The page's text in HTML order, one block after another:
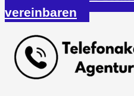
vereinbaren